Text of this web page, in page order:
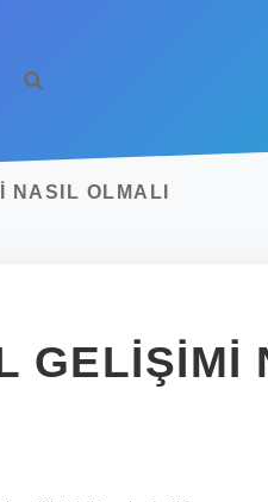
NASIL OLMALI
GELIŞIMI